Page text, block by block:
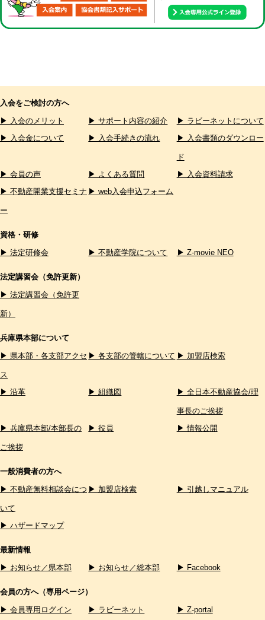
入会をご検討の方へ
▶ 入会のメリット
▶ サポート内容の紹介
▶ ラビーネットについて
▶ 入会金について
▶ 入会手続きの流れ ▶ 入会書類のダウンロー
ド
▶ 会員の声
▶ よくある質問
▶ 入会資料請求
▶ 不動産開業支援セミナ
ー
▶ web入会申込フォーム
資格・研修
▶ 法定研修会
▶ 不動産学院について ▶ Z-movie NEO
法定講習会（免許更新）
▶ 法定講習会（免許更
新）
兵庫県本部について
▶ 県本部・各支部アクセ
ス
▶ 各支部の管轄について ▶ 加盟店検索
▶ 沿革 ▶ 組織図 ▶ 全日本不動産協会/理
事長のご挨拶
▶ 兵庫県本部/本部長の
ご挨拶
▶ 役員 ▶ 情報公開
一般消費者の方へ
▶ 不動産無料相談会につ
いて
▶ 加盟店検索 ▶ 引越しマニュアル
▶ ハザードマップ
最新情報
▶ お知らせ／県本部
▶ お知らせ／総本部 ▶ Facebook
会員の方へ（専用ページ）
▶ 会員専用ログイン
▶ ラビーネット ▶ Z-portal